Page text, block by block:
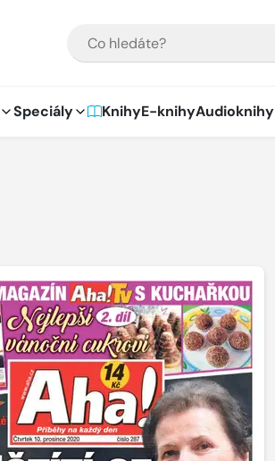
Speciály KnihyE-knihyAudioknihy